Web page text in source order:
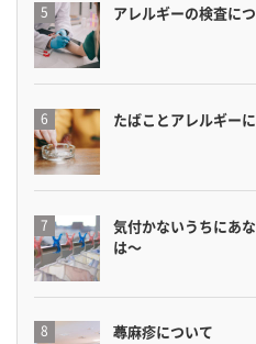
アレルギーの検査に
たばことアレルギー
気付かないうちにあ
は〜
蕁麻疹について